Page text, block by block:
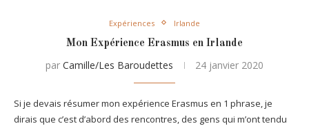
Expériences Irlande
Mon Expérience Erasmus en Irlande
par Camille/Les Baroudettes 24 janvier 2020
Si je devais résumer mon expérience Erasmus en 1 phrase, je
dirais que c’est d’abord des rencontres, des gens qui m’ont tendu